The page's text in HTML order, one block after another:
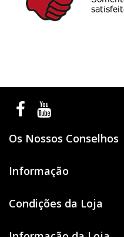
Os Nossos Conselhos
Informação
Condições da Loja